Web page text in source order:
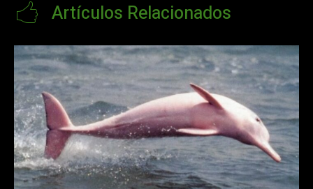
Artículos Relacionados